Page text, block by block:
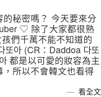
秘密嗎？ 今天要來分
♡ 除了大家都很熟
們千萬不能不知道的
아 (CR：Daddoa 다또
都是以可愛的妝容為主
所以不會韓文也看得
看全文